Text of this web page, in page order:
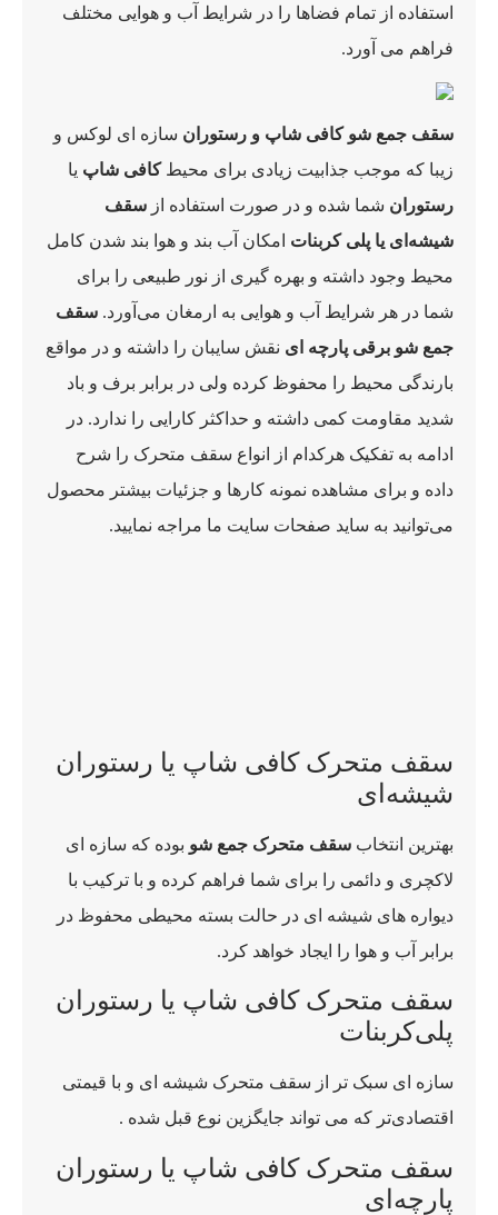
استفاده از تمام فضاها را در شرایط آب و هوایی مختلف
فراهم می آورد.
سقف جمع شو کافی شاپ و رستوران سازه ای لوکس و
زیبا که موجب جذابیت زیادی برای محیطکافی شاپ یا
رستوران شما شده و در صورت استفاده از سقف
شیشه‌ای یا پلی کربنات امکان آب بند و هوا بند شدن کامل
محیط وجود داشته و بهره گیری از نور طبیعی را برای
شما در هر شرایط آب و هوایی به ارمغان می‌آورد. سقف
جمع شو برقی پارچه ای نقش سایبان را داشته و در مواقع
بارندگی محیط را محفوظ کرده ولی در برابر برف و باد
شدید مقاومت کمی داشته و حداکثر کارایی را ندارد. در
ادامه به تفکیک هرکدام از انواع سقف متحرک را شرح
داده و برای مشاهده نمونه کارها و جزئیات بیشتر محصول
می‌توانید به ساید صفحات سایت ما مراجه نمایید.
سقف متحرک کافی شاپ یا رستوران
شیشه‌ای
بهترین انتخاب سقف متحرک جمع شو بوده که سازه ای
لاکچری و دائمی را برای شما فراهم کرده و با ترکیب با
دیواره های شیشه ای در حالت بسته محیطی محفوظ در
برابر آب و هوا را ایجاد خواهد کرد.
سقف متحرک کافی شاپ یا رستوران
پلی‌کربنات
سازه ای سبک تر از سقف متحرک شیشه ای و با قیمتی
اقتصادی‌تر که می تواند جایگزین نوع قبل شده .
سقف متحرک کافی شاپ یا رستوران
پارچه‌ای